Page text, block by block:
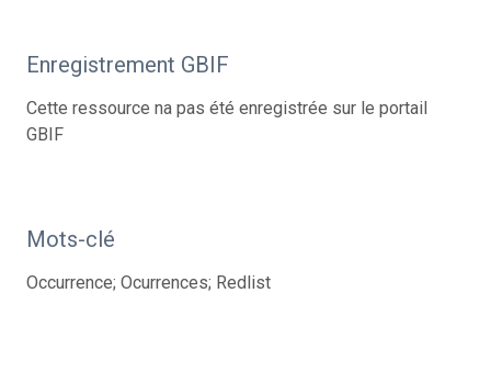
Enregistrement GBIF
Cette ressource na pas été enregistrée sur le portail
GBIF
Mots-clé
Occurrence; Ocurrences; Redlist